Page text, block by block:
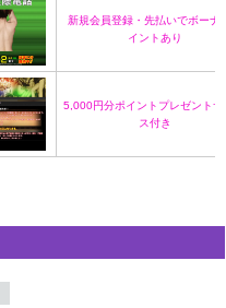
新規会員登録・先払いでボーナ
イントあり
5,000円分ポイントプレゼントサ
ス付き